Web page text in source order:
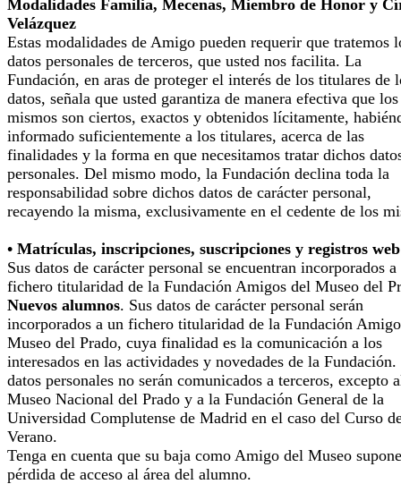
Modalidades Familia, Mecenas, Miembro de Honor y
Velázquez
Estas modalidades de Amigo pueden requerir que tratemos
datos personales de terceros, que usted nos facilita. La
Fundación, en aras de proteger el interés de los titulares de
datos, señala que usted garantiza de manera efectiva que los
mismos son ciertos, exactos y obtenidos lícitamente,
informado suficientemente a los titulares, acerca de las
finalidades y la forma en que necesitamos tratar dichos
personales. Del mismo modo, la Fundación declina toda la
responsabilidad sobre dichos datos de carácter personal,
recayendo la misma, exclusivamente en el cedente de los
• Matrículas, inscripciones, suscripciones y registros web
Sus datos de carácter personal se encuentran incorporados a
fichero titularidad de la Fundación Amigos del Museo del
Nuevos alumnos. Sus datos de carácter personal serán
incorporados a un fichero titularidad de la Fundación
Museo del Prado, cuya finalidad es la comunicación a los
interesados en las actividades y novedades de la Fundación.
datos personales no serán comunicados a terceros, excepto
Museo Nacional del Prado y a la Fundación General de la
Universidad Complutense de Madrid en el caso del Curso
Verano.
Tenga en cuenta que su baja como Amigo del Museo
pérdida de acceso al área del alumno.